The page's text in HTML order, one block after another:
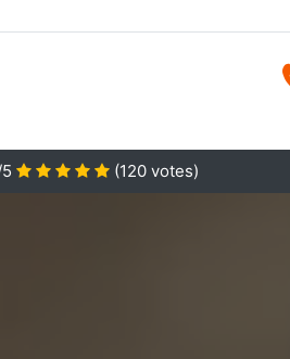
(120 votes)